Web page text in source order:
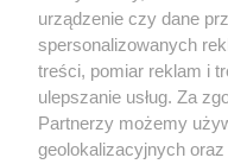
#KO
urządzenie czy dane
spersonalizowanych
treści, pomiar reklam i
ulepszanie usług. Za
Partnerzy możemy
geolokalizacyjnych